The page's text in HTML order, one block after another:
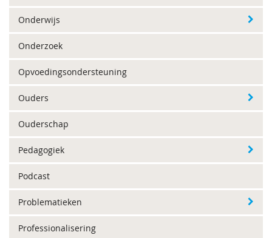
Onderwijs
Onderzoek
Opvoedingsondersteuning
Ouders
Ouderschap
Pedagogiek
Podcast
Problematieken
Professionalisering